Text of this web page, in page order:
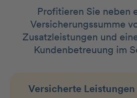
Profitieren Sie neben
Versicherungssumme
Zusatzleistungen und
Kundenbetreuung im
Versicherte Leistungen